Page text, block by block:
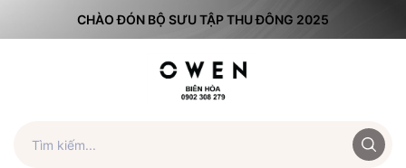
CHÀO ĐÓN BỘ SƯU TẬP THU ĐÔNG 2025